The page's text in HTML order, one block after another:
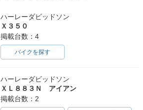
ハーレーダビッドソン
Ｘ３５０
掲載台数：4
バイクを探す
ハーレーダビッドソン
ＸＬ８８３Ｎ アイアン
掲載台数：2